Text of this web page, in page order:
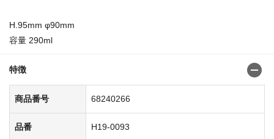
H.95mm φ90mm
容量 290ml
特徴
商品番号 68240266
品番 H19-0093